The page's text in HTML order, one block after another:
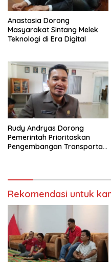
Anastasia Dorong
Masyarakat Sintang Melek
Teknologi di Era Digital
Rudy Andryas Dorong
Pemerintah Prioritaskan
Pengembangan Transportasi
Rekomendasi untuk